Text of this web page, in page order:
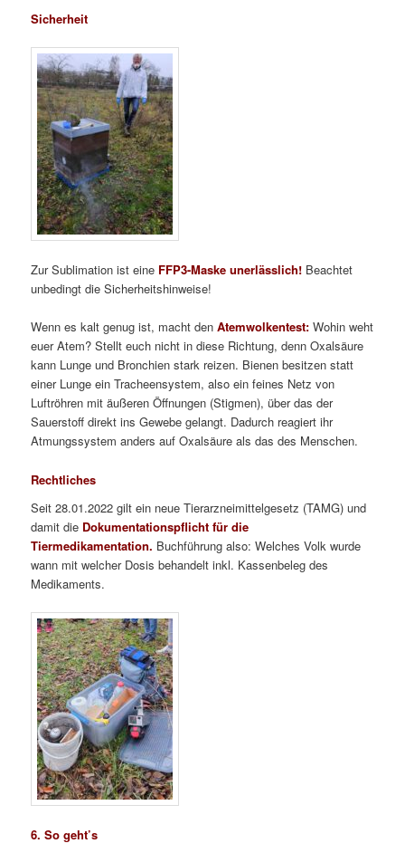
Sicherheit
Zur Sublimation ist eine FFP3-Maske unerlässlich! Beachtet
unbedingt die Sicherheitshinweise!
Wenn es kalt genug ist, macht denAtemwolkentest: Wohin weht
euer Atem? Stellt euch nicht in diese Richtung, denn Oxalsäure
kann Lunge und Bronchien stark reizen. Bienen besitzen statt
einer Lunge ein Tracheensystem, also ein feines Netz von
Luftröhren mit äußeren Öffnungen (Stigmen), über das der
Sauerstoff direkt ins Gewebe gelangt. Dadurch reagiert ihr
Atmungssystem anders auf Oxalsäure als das des Menschen.
Rechtliches
Seit 28.01.2022 gilt ein neue Tierarzneimittelgesetz (TAMG) und
damit die Dokumentationspflicht für die
Tiermedikamentation. Buchführung also: Welches Volk wurde
wann mit welcher Dosis behandelt inkl. Kassenbeleg des
Medikaments.
6. So geht’s